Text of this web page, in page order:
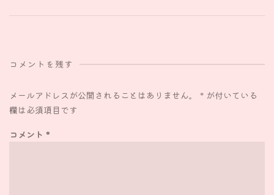
コメントを残す
メールアドレスが公開されることはありません。 * が付いている
欄は必須項目です
コメント *